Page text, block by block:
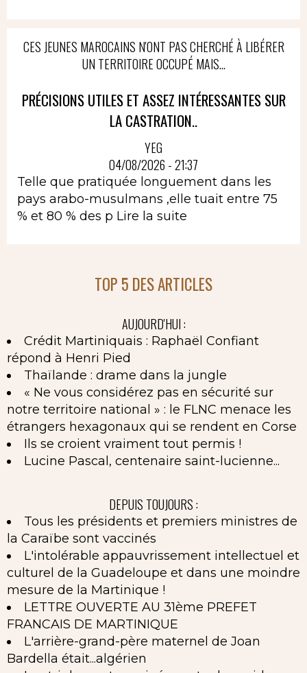
CES JEUNES MAROCAINS N'ONT PAS CHERCHÉ À LIBÉRER
UN TERRITOIRE OCCUPÉ MAIS...
PRÉCISIONS UTILES ET ASSEZ INTÉRESSANTES SUR
LA CASTRATION..
YEG
04/08/2026 - 21:37
Telle que pratiquée longuement dans les
pays arabo-musulmans ,elle tuait entre 75
% et 80 % des p Lire la suite
TOP 5 DES ARTICLES
AUJOURD'HUI :
Crédit Martiniquais : Raphaël Confiant
répond à Henri Pied
Thaïlande : drame dans la jungle
« Ne vous considérez pas en sécurité sur
notre territoire national » : le FLNC menace les
étrangers hexagonaux qui se rendent en Corse
Ils se croient vraiment tout permis !
Lucine Pascal, centenaire saint-lucienne...
DEPUIS TOUJOURS :
Tous les présidents et premiers ministres de
la Caraïbe sont vaccinés
L'intolérable appauvrissement intellectuel et
culturel de la Guadeloupe et dans une moindre
mesure de la Martinique !
LETTRE OUVERTE AU 31ème PREFET
FRANCAIS DE MARTINIQUE
L'arrière-grand-père maternel de Joan
Bardella était...algérien